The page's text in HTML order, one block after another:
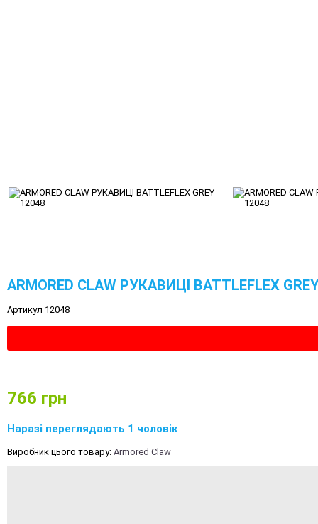
ARMORED CLAW РУКАВИЦІ BATTLEFLEX
Артикул 12048
766 грн
Наразі переглядають 1 чоловік
Виробник цього товару: Armored Claw